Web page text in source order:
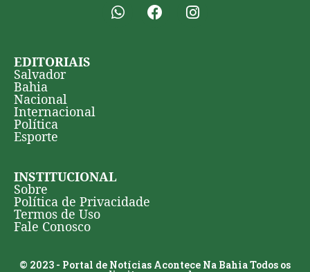
EDITORIAIS
Salvador
Bahia
Nacional
Internacional
Política
Esporte
INSTITUCIONAL
Sobre
Política de Privacidade
Termos de Uso
Fale Conosco
© 2023 - Portal de Notícias Acontece Na Bahia Todos os